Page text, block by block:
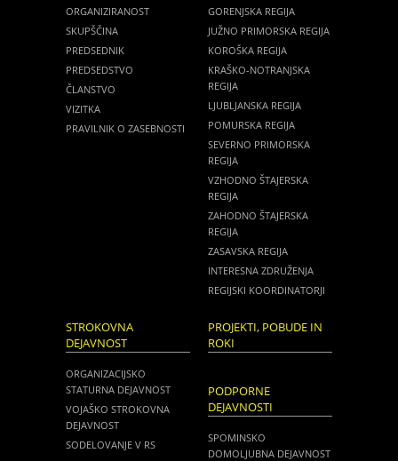
ORGANIZIRANOST
SKUPŠČINA
PREDSEDNIK
PREDSEDSTVO
ČLANSTVO
VIZITKA
PRAVILNIK O ZASEBNOSTI
GORENJSKA REGIJA
JUŽNO PRIMORSKA REGIJA
KOROŠKA REGIJA
KRAŠKO-NOTRANJSKA
REGIJA
LJUBLJANSKA REGIJA
POMURSKA REGIJA
SEVERNO PRIMORSKA
REGIJA
VZHODNO ŠTAJERSKA
REGIJA
ZAHODNO ŠTAJERSKA
REGIJA
ZASAVSKA REGIJA
INTERESNA ZDRUŽENJA
REGIJSKI KOORDINATORJI
STROKOVNA
DEJAVNOST
ORGANIZACIJSKO
STATURNA DEJAVNOST
VOJAŠKO STROKOVNA
DEJAVNOST
SODELOVANJE V RS
PROJEKTI, POBUDE IN
ROKI
PODPORNE
DEJAVNOSTI
SPOMINSKO
DOMOLJUBNA DEJAVNOST